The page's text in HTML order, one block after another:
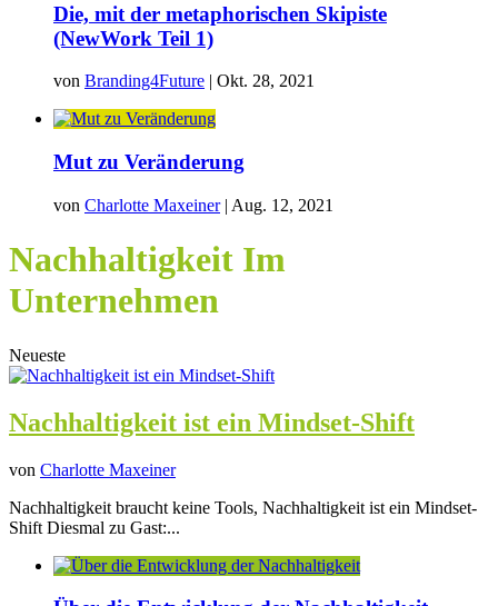
Die, mit der metaphorischen Skipiste
(NewWork Teil 1)
von Branding4Future | Okt. 28, 2021
Mut zu Veränderung
von Charlotte Maxeiner| Aug. 12, 2021
Nachhaltigkeit Im
Unternehmen
Neueste
Nachhaltigkeit ist ein Mindset-Shift
von Charlotte Maxeiner
Nachhaltigkeit braucht keine Tools, Nachhaltigkeit ist ein Mindset-
Shift Diesmal zu Gast:...